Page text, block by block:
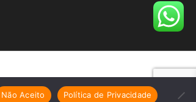
Não Aceito Política de Privacidade